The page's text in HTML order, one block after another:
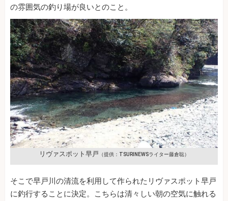
の雰囲気の釣り場が良いとのこと。
リヴァスポット早戸 （提供：TSURINEWSライター藤倉聡）
そこで早戸川の清流を利用して作られたリヴァスポット早戸
に釣行することに決定。こちらは清々しい朝の空気に触れる